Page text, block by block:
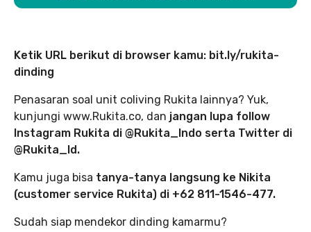
Ketik URL berikut di browser kamu: bit.ly/rukita-
dinding
Penasaran soal unit coliving Rukita lainnya? Yuk,
kunjungi www.Rukita.co, dan jangan lupa follow
Instagram Rukita di @Rukita_Indo serta Twitter di
@Rukita_Id.
Kamu juga bisa tanya-tanya langsung ke Nikita
(customer service Rukita) di +62 811-1546-477.
Sudah siap mendekor dinding kamarmu?